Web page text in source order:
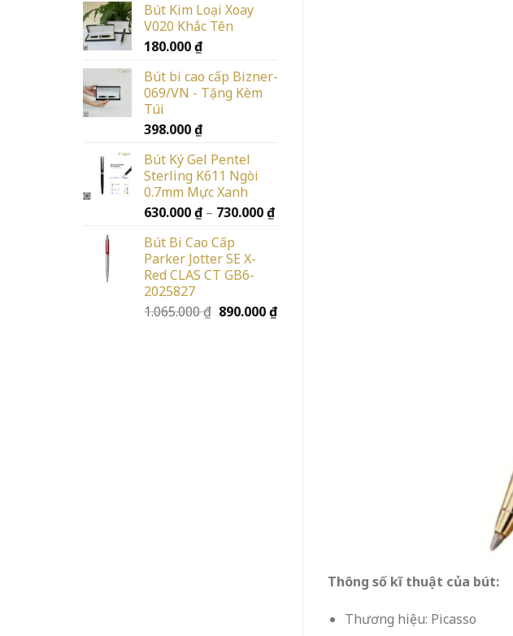
là:
30.000 ₫.
tại
Bút Kim Loại Xoay
V020 Khắc Tên
180.000₫
Bút bi cao cấp Bizner-
069/VN - Tặng Kèm
Túi
398.000₫
Bút Ký Gel Pentel
Sterling K611 Ngòi
0.7mm Mực Xanh
630.000₫ – 730.000₫Khoảng
Bút Bi Cao Cấp
Parker Jotter SE X-
Red CLAS CT GB6-
2025827
1.065.000₫ Giá
890.000₫Giá
Thông số kĩ thuật của bút:
Thương hiệu: Picasso